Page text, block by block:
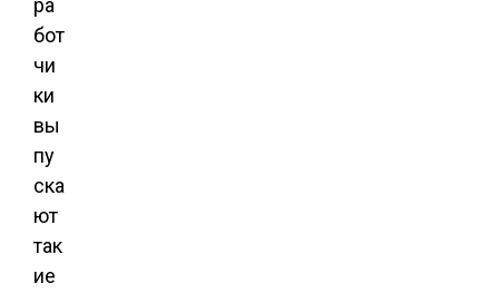
ра
бот
чи
ки
вы
пу
ска
ют
так
ие